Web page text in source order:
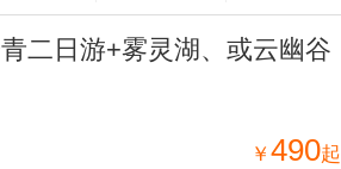
二日游+雾灵湖、或云幽谷
￥ 490起